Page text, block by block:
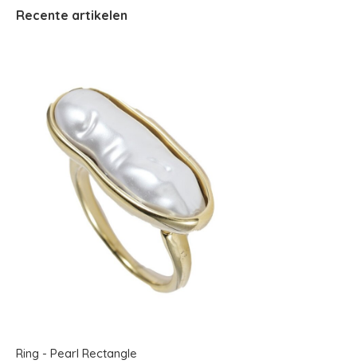
Recente artikelen
Ring - Pearl Rectangle